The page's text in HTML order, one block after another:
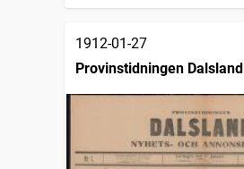
1912-01-27
Provinstidningen Dalsland